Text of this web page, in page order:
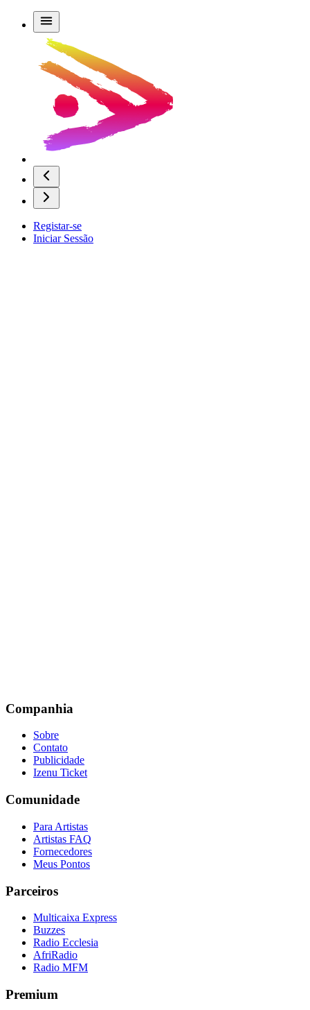
Registar-se
Iniciar Sessão
Companhia
Sobre
Contato
Publicidade
Izenu Ticket
Comunidade
Para Artistas
Artistas FAQ
Fornecedores
Meus Pontos
Parceiros
Multicaixa Express
Buzzes
Radio Ecclesia
AfriRadio
Radio MFM
Premium